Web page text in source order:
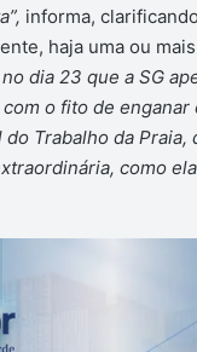
informa,
haja uma ou
dia 23 que a SG
o fito de
Trabalho da
como ela